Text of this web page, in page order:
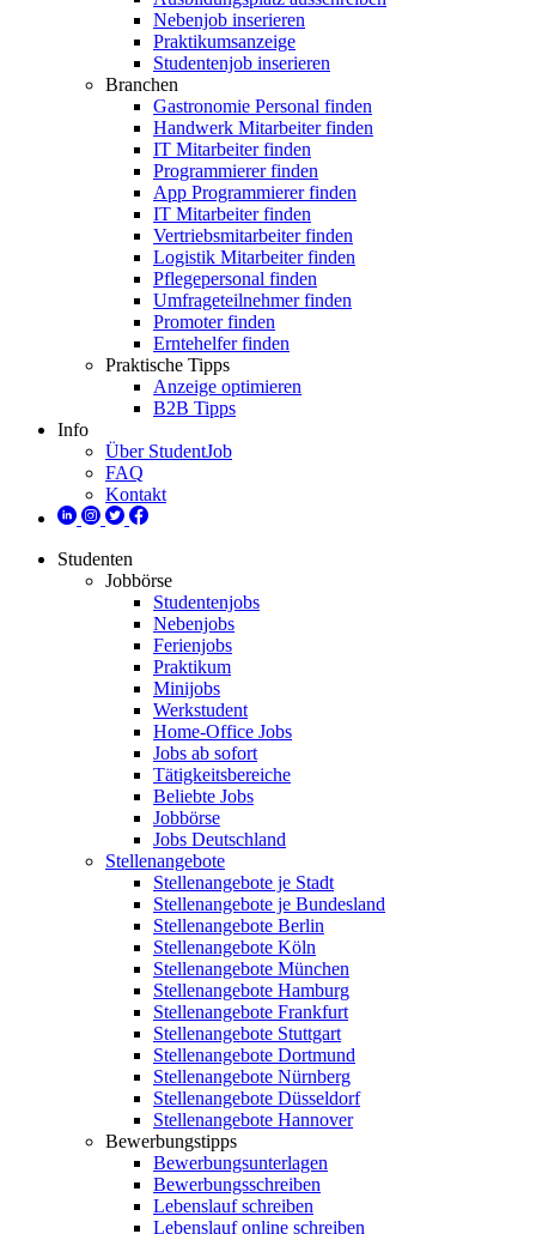
Nebenjob inserieren
Praktikumsanzeige
Studentenjob inserieren
Branchen
Gastronomie Personal finden
Handwerk Mitarbeiter finden
IT Mitarbeiter finden
Programmierer finden
App Programmierer finden
IT Mitarbeiter finden
Vertriebsmitarbeiter finden
Logistik Mitarbeiter finden
Pflegepersonal finden
Umfrageteilnehmer finden
Promoter finden
Erntehelfer finden
Praktische Tipps
Anzeige optimieren
B2B Tipps
Info
Über StudentJob
FAQ
Kontakt
Studenten
Jobbörse
Studentenjobs
Nebenjobs
Ferienjobs
Praktikum
Minijobs
Werkstudent
Home-Office Jobs
Jobs ab sofort
Tätigkeitsbereiche
Beliebte Jobs
Jobbörse
Jobs Deutschland
Stellenangebote
Stellenangebote je Stadt
Stellenangebote je Bundesland
Stellenangebote Berlin
Stellenangebote Köln
Stellenangebote München
Stellenangebote Hamburg
Stellenangebote Frankfurt
Stellenangebote Stuttgart
Stellenangebote Dortmund
Stellenangebote Nürnberg
Stellenangebote Düsseldorf
Stellenangebote Hannover
Bewerbungstipps
Bewerbungsunterlagen
Bewerbungsschreiben
Lebenslauf schreiben
Lebenslauf online schreiben